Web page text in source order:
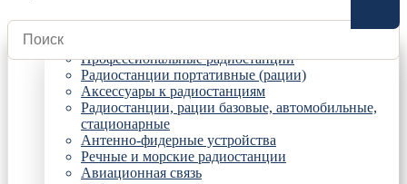
Радиостанции
Профессиональные радиостанции
Радиостанции портативные (рации)
Аксессуары к радиостанциям
Радиостанции, рации базовые, автомобильные,
стационарные
Антенно-фидерные устройства
Речные и морские радиостанции
Авиационная связь